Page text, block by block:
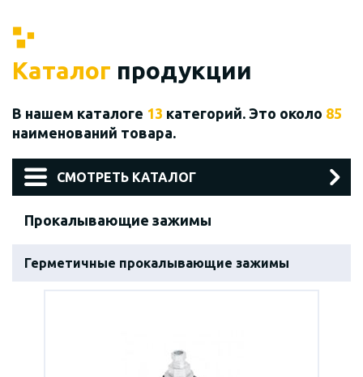
Каталог продукции
В нашем каталоге 13 категорий. Это около 85
наименований товара.
СМОТРЕТЬ КАТАЛОГ
Прокалывающие зажимы
Герметичные прокалывающие зажимы